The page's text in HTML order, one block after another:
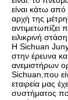
είναι κάτω
αρχή της
ειλικρινή
Η Sichuan
στην έρευνα
ανεμιστήρων
Sichuan,που
εταιρεία μας
συστήματος